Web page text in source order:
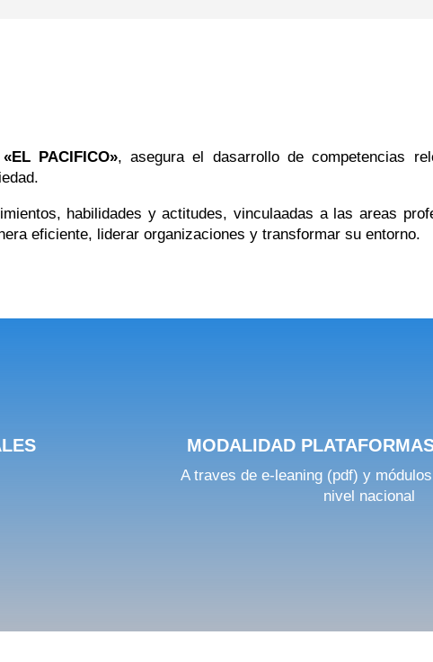
PACIFICO», asegura el dasarrollo de competencias
habilidades y actitudes, vinculaadas a las areas
eficiente, liderar organizaciones y transformar su entorno.
MODALIDAD
A traves de e-leaning (pdf) y
nivel nacional